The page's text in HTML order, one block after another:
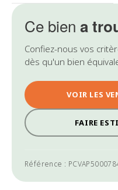
Ce bien a
Confiez-nous vos
dès qu'un bien
VOIR LES
FAIRE
Référence :